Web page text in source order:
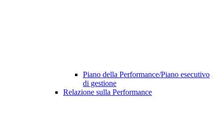
Piano della Performance/Piano esecutivo
di gestione
Relazione sulla Performance